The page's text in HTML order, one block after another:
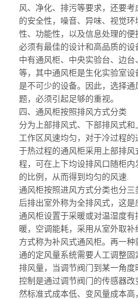
风、净化、排污等要求，还要
的安全性，噪音、异味、视觉
性、功能性，以及信息处理的
必须有最佳的设计和高品质的
中有通风柜、中央实验台、边
等，其中通风柜是生化实验室设
是不可少的设备。因此，选择通
题，必须引起足够的重视。
四、通风柜按照排风方式分类
分为上部排风式、下部排风式
工作区风速均匀，对于冷过程的
于热过程的通风柜采用 上部排
程，可在上下均设排风口随柜
的比例，从而得到均匀的风速.
通风柜按照进风方式分类也分三
后排出室外称为全排风式，这
通风柜设置于采暖或对温湿度
暖，空调能耗，采用从室外取
方式称为补风式通风柜。再一
通的定风量系统需要人工调整
排风量，当调节阀门到某一角
控制是通过调节阀门的传感器
然标准式成本低、变风量成本高